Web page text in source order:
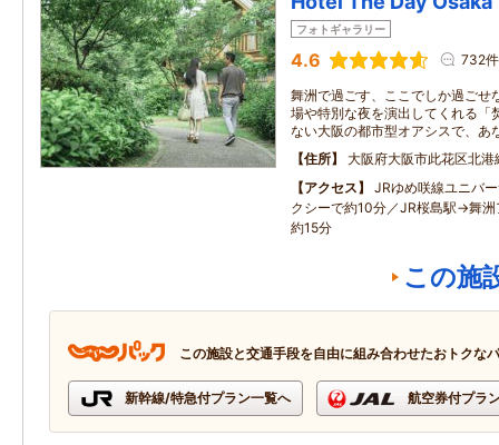
フォトギャラリー
4.6 732件
舞洲で過ごす、ここでしか過ごせ
場や特別な夜を演出してくれる「
ない大阪の都市型オアシスで、あ
住所
大阪府大阪市此花区北
アクセス
JRゆめ咲線ユニバ
クシーで約10分／JR桜島駅→舞洲
約15分
この施
この施設と交通手段を自由に組み合わせたおトクな
新幹線/特急付プラン一覧へ 航空券付プラ